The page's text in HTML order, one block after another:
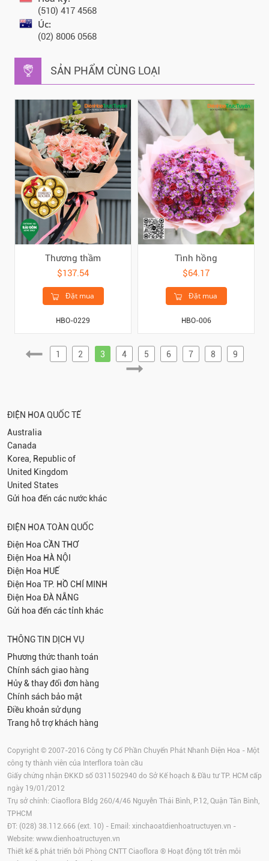
(510) 417 4568
Úc:
(02) 8006 0568
SẢN PHẨM CÙNG LOẠI
Thương thầm
$137.54
Đặt mua
HBO-0229
Tình hồng
$64.17
Đặt mua
HBO-006
1 2 3 4 5 6 7 8 9
ĐIỆN HOA QUỐC TẾ
Australia
Canada
Korea, Republic of
United Kingdom
United States
Gửi hoa đến các nước khác
ĐIỆN HOA TOÀN QUỐC
Điện Hoa CẦN THƠ
Điện Hoa HÀ NỘI
Điện Hoa HUẾ
Điện Hoa TP. HỒ CHÍ MINH
Điện Hoa ĐÀ NẴNG
Gửi hoa đến các tỉnh khác
THÔNG TIN DỊCH VỤ
Phương thức thanh toán
Chính sách giao hàng
Hủy & thay đổi đơn hàng
Chính sách bảo mật
Điều khoản sử dụng
Trang hỗ trợ khách hàng
Copyright © 2007-2016 Công ty Cổ Phần Chuyển Phát Nhanh Điện Hoa - Một
công ty thành viên của Interflora toàn cầu
Giấy chứng nhận ĐKKD số 0311502940 do Sở Kế hoạch & Đầu tư TP. HCM cấp
ngày 19/01/2012
Trụ sở chính: Ciaoflora Bldg 260/4/46 Nguyễn Thái Bình, P.12, Quận Tân Bình,
TPHCM
ĐT: (028) 38.112.666 (ext. 10) - Email: xinchaoatdienhoatructuyen.vn -
Website: www.dienhoatructuyen.vn
Thiết kế & phát triển bởi Phòng CNTT Ciaoflora ® Hoạt động tốt trên môi